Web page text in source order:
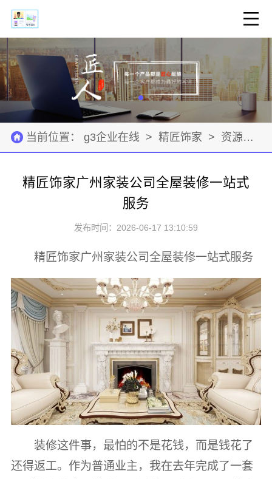
当前位置： g3企业在线 > 精匠饰家 > 资源材料
精匠饰家广州家装公司全屋装修一站式
服务
发布时间：2026-06-17 13:10:59
精匠饰家广州家装公司全屋装修一站式服务
装修这件事，最怕的不是花钱，而是钱花了
还得返工。作为普通业主，我在去年完成了一套